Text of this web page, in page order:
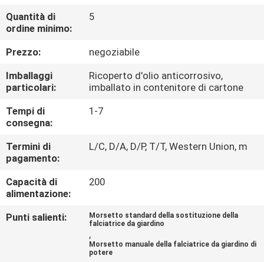
CONTROLLO
DI
QUALITÀ
CONTATTICI
NOTIZIE
RICHIEDA
UNA
Quantità di
ordine minimo:
5
Prezzo:
negoziabile
Imballaggi
particolari:
Ricoperto d'olio anticorrosivo,
imballato in contenitore di cartone
Tempi di
consegna:
1-7
Termini di
pagamento:
L/C, D/A, D/P, T/T, Western Union, m
Capacità di
alimentazione:
200
Punti salienti:
Morsetto standard della sostituzione della
falciatrice da giardino
,
Morsetto manuale della falciatrice da giardino di
potere